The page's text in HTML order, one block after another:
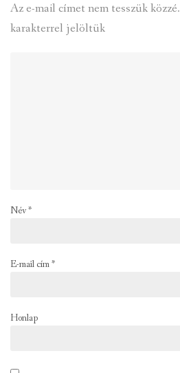
Az e-mail címet nem tesszük közzé.
karakterrel jelöltük
Név*
E-mail cím*
Honlap